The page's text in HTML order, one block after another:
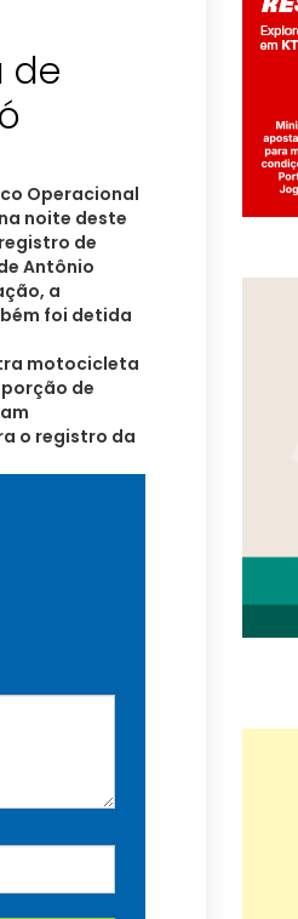
de
Operacional
noite deste
de
Antônio
a
foi detida
motocicleta
de
o registro da